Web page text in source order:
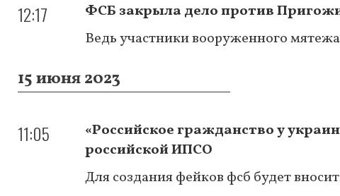
12:17
ФСБ закрыла дело против
Ведь участники вооруженного
15 июня 2023
11:05
«Российское гражданство у
российской ИПСО
Для создания фейков фсб будет